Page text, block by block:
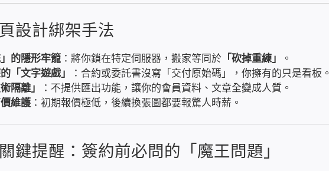
設計綁架手法
」的隱形牢籠：將你鎖在特定伺服器，搬家等同於「砍掉重練」
。
「文字遊戲」
：合約或委託書沒寫「交付原始碼」，你擁有的只是看板。
隔離」
：不提供匯出功能，讓你的會員資料、文章全變成人質。
維護：初期報價極低，後續換張圖都要報驚人時薪。
鍵提醒：簽約前必問的「魔王問題」